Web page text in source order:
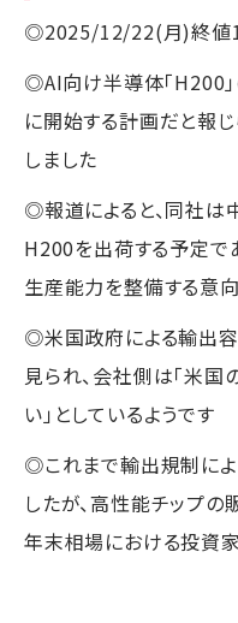
◎2025/12/22(月)終値
◎AI向け半導体「H200
に開始する計画だと報
しました
◎報道によると、同社
H200を出荷する予定で
生産能力を整備する意
◎米国政府による輸出
見られ、会社側は「米
い」としているようです
◎これまで輸出規制に
したが、高性能チップ
年末相場における投資